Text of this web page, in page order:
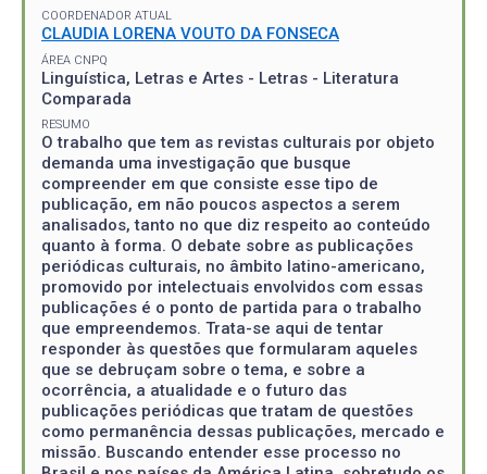
COORDENADOR ATUAL
CLAUDIA LORENA VOUTO DA FONSECA
ÁREA CNPQ
Linguística, Letras e Artes - Letras - Literatura
Comparada
RESUMO
O trabalho que tem as revistas culturais por objeto
demanda uma investigação que busque
compreender em que consiste esse tipo de
publicação, em não poucos aspectos a serem
analisados, tanto no que diz respeito ao conteúdo
quanto à forma. O debate sobre as publicações
periódicas culturais, no âmbito latino-americano,
promovido por intelectuais envolvidos com essas
publicações é o ponto de partida para o trabalho
que empreendemos. Trata-se aqui de tentar
responder às questões que formularam aqueles
que se debruçam sobre o tema, e sobre a
ocorrência, a atualidade e o futuro das
publicações periódicas que tratam de questões
como permanência dessas publicações, mercado e
missão. Buscando entender esse processo no